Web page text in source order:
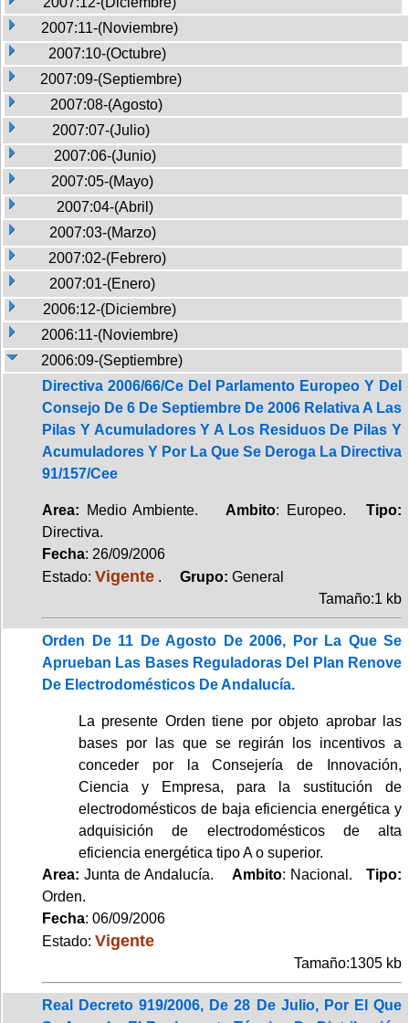
2007:11-(Noviembre)
2007:10-(Octubre)
2007:09-(Septiembre)
2007:08-(Agosto)
2007:07-(Julio)
2007:06-(Junio)
2007:05-(Mayo)
2007:04-(Abril)
2007:03-(Marzo)
2007:02-(Febrero)
2007:01-(Enero)
2006:12-(Diciembre)
2006:11-(Noviembre)
2006:09-(Septiembre)
Directiva 2006/66/Ce Del Parlamento Europeo Y Del
Consejo De 6 De Septiembre De 2006 Relativa A Las
Pilas Y Acumuladores Y A Los Residuos De Pilas Y
Acumuladores Y Por La Que Se Deroga La Directiva
91/157/Cee
Area: Medio Ambiente. Ambito: Europeo. Tipo:
Directiva.
Fecha: 26/09/2006
Estado: Vigente . Grupo: General
Tamaño:1 kb
Orden De 11 De Agosto De 2006, Por La Que Se
Aprueban Las Bases Reguladoras Del Plan Renove
De Electrodomésticos De Andalucía.
La presente Orden tiene por objeto aprobar las
bases por las que se regirán los incentivos a
conceder por la Consejería de Innovación,
Ciencia y Empresa, para la sustitución de
electrodomésticos de baja eficiencia energética y
adquisición de electrodomésticos de alta
eficiencia energética tipo A o superior.
Area: Junta de Andalucía. Ambito: Nacional. Tipo:
Orden.
Fecha: 06/09/2006
Estado: Vigente
Tamaño:1305 kb
Real Decreto 919/2006, De 28 De Julio, Por El Que